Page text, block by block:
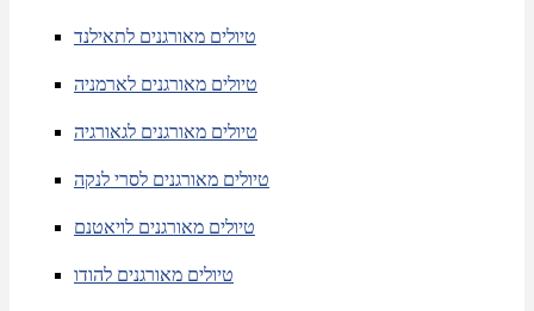
טיולים מאורגנים לתאילנד
טיולים מאורגנים לארמניה
טיולים מאורגנים לגאורגיה
טיולים מאורגנים לסרי לנקה
טיולים מאורגנים לויאטנם
טיולים מאורגנים להודו